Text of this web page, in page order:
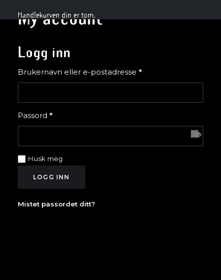
Handlekurven din er tom.
My account
Logg inn
Brukernavn eller e-postadresse *
Passord *
Husk meg
LOGG INN
Mistet passordet ditt?